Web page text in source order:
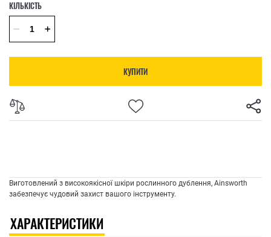
КІЛЬКІСТЬ
КУПИТИ
Виготовлений з високоякісної шкіри рослинного дублення, Ainsworth
забезпечує чудовий захист вашого інструменту.
ХАРАКТЕРИСТИКИ